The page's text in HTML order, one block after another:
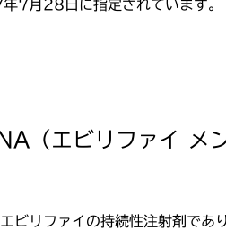
7月28日に指定されています。
（エビリファイ メ
ビリファイの持続性注射剤で